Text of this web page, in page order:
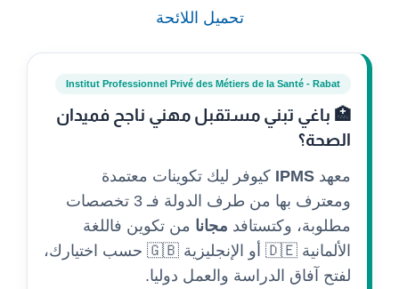
تحميل اللائحة
Institut Professionnel Privé des Métiers de la Santé - Rabat
🏥 باغي تبني مستقبل مهني ناجح فميدان
الصحة؟
معهد IPMS كيوفر ليك تكوينات معتمدة
ومعترف بها من طرف الدولة فـ 3 تخصصات
مطلوبة، وكتستافد مجانا من تكوين فاللغة
الألمانية 🇩🇪 أو الإنجليزية 🇬🇧 حسب اختيارك،
لفتح آفاق الدراسة والعمل دوليا.